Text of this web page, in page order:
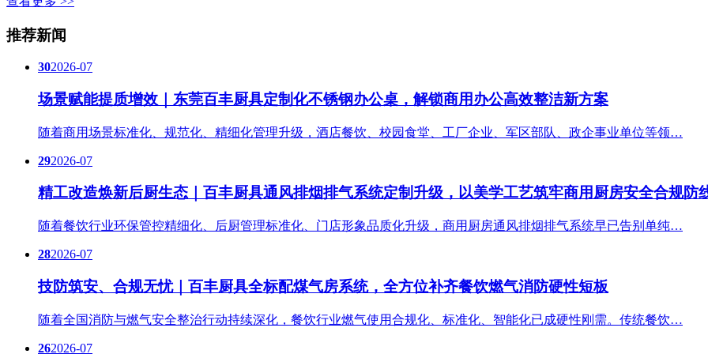
推荐新闻
302026-07
场景赋能提质增效｜东莞百丰厨具定制化不锈钢办公桌，解锁商用办公高效整洁新方案
随着商用场景标准化、规范化、精细化管理升级，酒店餐饮、校园食堂、工厂企业、军区部队、政企事业单位等领…
292026-07
精工改造焕新后厨生态｜百丰厨具通风排烟排气系统定制升级，以美学工艺筑牢商用厨房安全合规防
随着餐饮行业环保管控精细化、后厨管理标准化、门店形象品质化升级，商用厨房通风排烟排气系统早已告别单纯…
282026-07
技防筑安、合规无忧｜百丰厨具全标配煤气房系统，全方位补齐餐饮燃气消防硬性短板
随着全国消防与燃气安全整治行动持续深化，餐饮行业燃气使用合规化、标准化、智能化已成硬性刚需。传统餐饮…
262026-07